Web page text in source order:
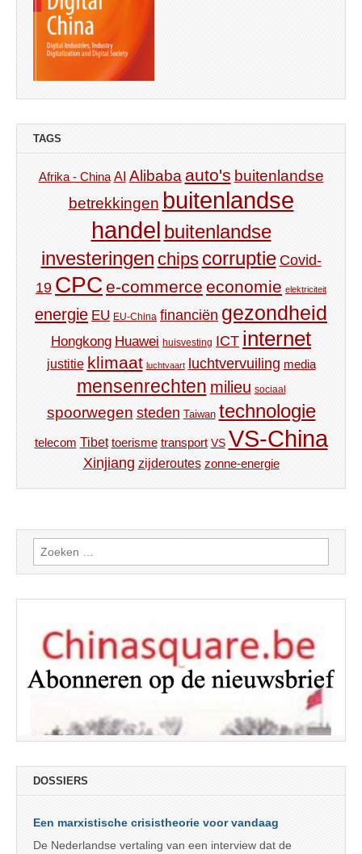
TAGS
Afrika - China AI Alibaba auto's buitenlandse
betrekkingen buitenlandse
handel buitenlandse
investeringen chips corruptie Covid-
19 CPC e-commerce economie elektriciteit
energie EU EU-China financiën gezondheid
Hongkong Huawei huisvesting ICT internet
justitie klimaat luchtvaart luchtvervuiling media
mensenrechten milieu sociaal
spoorwegen steden Taiwan technologie
telecom Tibet toerisme transport VS VS-China
Xinjiang zijderoutes zonne-energie
Zoeken
naar:
DOSSIERS
Een marxistische crisistheorie voor vandaag
De Nederlandse vertaling van een interview dat de